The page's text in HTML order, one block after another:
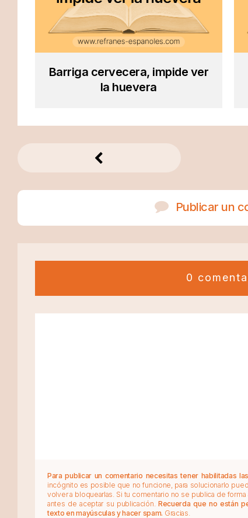
Barriga cervecera, impide ver
la huevera
Publicar un
0
Para publicar un comentario necesitas tener habilitadas
incógnito es posible que no funcione, para solucionarlo
volver a bloquearlas. Si tu comentario no se publica de
antes de aceptar su publicación. Recuerda que no están
texto en mayúsculas y hacer spam. Gracias.